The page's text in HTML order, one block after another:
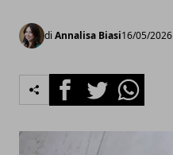
di Annalisa Biasi16/05/2026
FacebookTwitterWhatsapp